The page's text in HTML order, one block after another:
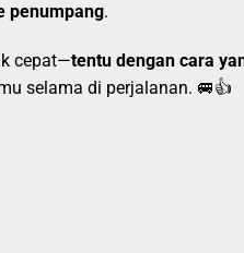
penumpang.
cepat—tentu dengan cara
selama di perjalanan. 🚐👍